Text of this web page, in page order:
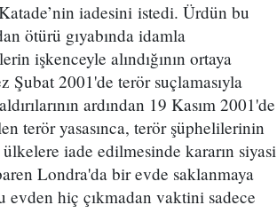
iadesini istedi. Ürdün bu
ötürü gıyabında idamla
işkenceyle alındığının ortaya
Şubat 2001'de terör suçlamasıyla
ardından 19 Kasım 2001'de
terör yasasınca, terör şüphelilerinin
iade edilmesinde kararın siyasi
Londra'da bir evde saklanmaya
hiç çıkmadan vaktini sadece